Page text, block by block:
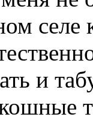
селе
и